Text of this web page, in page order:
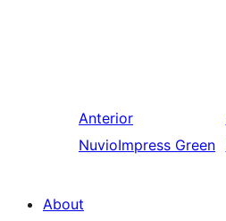
Anterior
NuvioImpress Green
About